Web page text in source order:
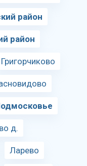
район
район
Григорчиково
д.
Ларево